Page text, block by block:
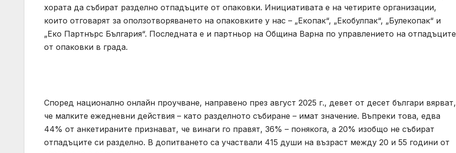
хората да събират разделно отпадъците от опаковки. Инициативата е на четирите организации,
които отговарят за оползотворяването на опаковките у нас – „Екопак“, „Екобулпак“, „Булекопак“ и
„Еко Партнърс България“. Последната е и партньор на Община Варна по управлението на отпадъците
от опаковки в града.
Според национално онлайн проучване, направено през август 2025 г., девет от десет българи вярват,
че малките ежедневни действия – като разделното събиране – имат значение. Въпреки това, едва
44% от анкетираните признават, че винаги го правят, 36% – понякога, а 20% изобщо не събират
отпадъците си разделно. В допитването са участвали 415 души на възраст между 20 и 55 години от